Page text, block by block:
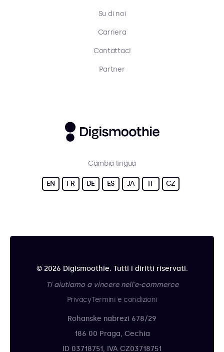
Su di noi
Carriera
Contattaci
Partner
Cambia lingua
EN FR DE ES JA IT CZ
© 2026 Digismoothie. Tutti i diritti riservati.
Ti aiutiamo a vincere nell'e-commerce
PrivacyTermini e condizioni
Rohanske nabrezi 678/29
186 00 Praga, Cechia
ID 03718751, IVA CZ03718751